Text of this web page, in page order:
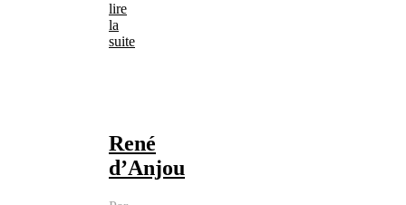
lire
la
suite
René
d’Anjou